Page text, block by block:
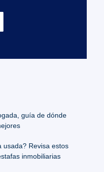
guía de dónde
usada? Revisa estos
inmobiliarias